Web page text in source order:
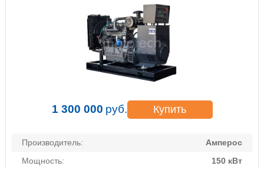
1 300 000 руб. Купить
Производитель:
Амперос
Мощность:
150 кВт